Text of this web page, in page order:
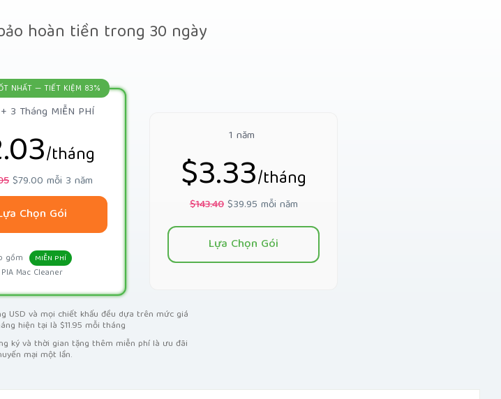
hoàn tiền trong 30 ngày
NHẤT — TIẾT KIỆM 83%
3 Tháng MIỄN PHÍ
/tháng
$79.00 mỗi 3 năm
Chọn Gói
gồm MIỄN PHÍ
PIA Mac Cleaner
1 năm
$3.33/tháng
$143.40$39.95 mỗi năm
Lựa Chọn Gói
USD và mọi chiết khấu đều dựa trên mức giá
hiện tại là $11.95 mỗi tháng
ký và thời gian tặng thêm miễn phí là ưu đãi
mại một lần.